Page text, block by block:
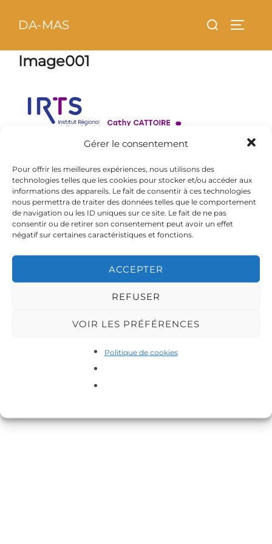
Gérer le consentement
Pour offrir les meilleures expériences, nous utilisons des
technologies telles que les cookies pour stocker et/ou accéder aux
informations des appareils. Le fait de consentir à ces technologies
nous permettra de traiter des données telles que le comportement
de navigation ou les ID uniques sur ce site. Le fait de ne pas
consentir ou de retirer son consentement peut avoir un effet
négatif sur certaines caractéristiques et fonctions.
ACCEPTER
REFUSER
VOIR LES PRÉFÉRENCES
Politique de cookies
DA-MAS Rechercher :
Image001
Inspiro ThemeparWPZOOM